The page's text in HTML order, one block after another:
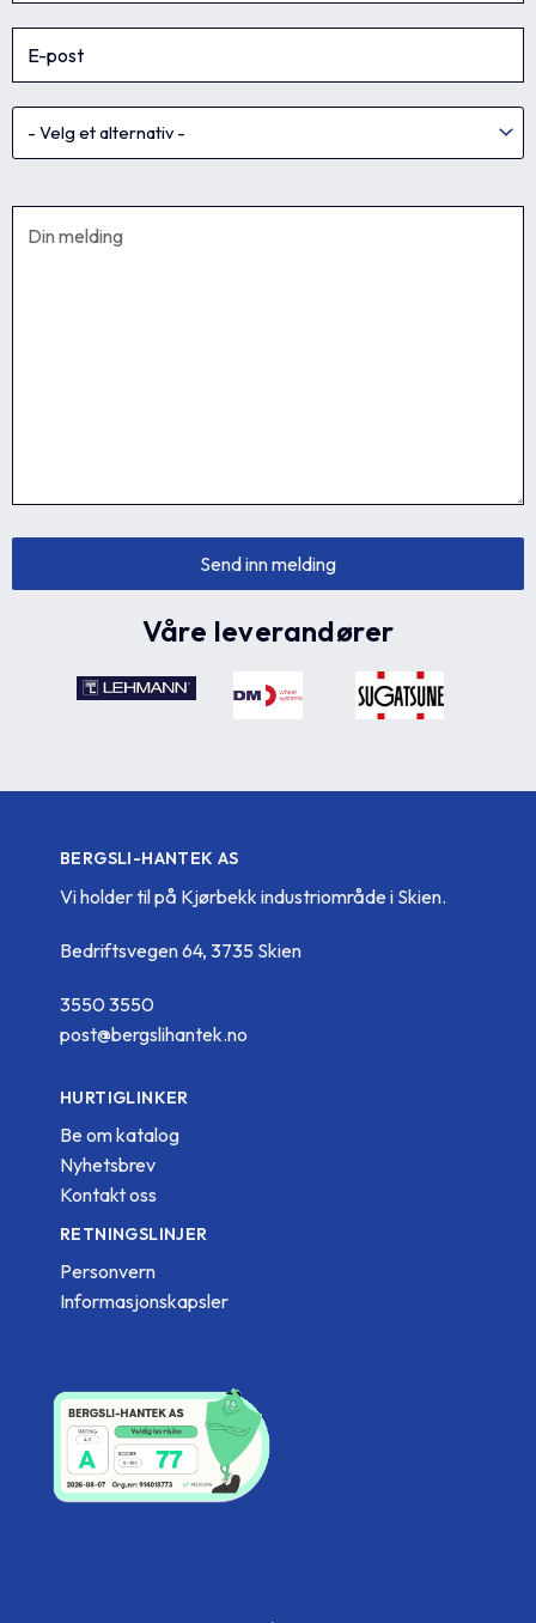
Våre leverandører
BERGSLI-HANTEK AS
Vi holder til på Kjørbekk industriområde i Skien.
Bedriftsvegen 64, 3735 Skien
3550 3550
post@bergslihantek.no
HURTIGLINKER
Be om katalog
Nyhetsbrev
Kontakt oss
RETNINGSLINJER
Personvern
Informasjonskapsler